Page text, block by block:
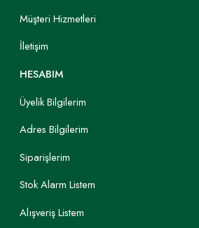
Müşteri Hizmetleri
İletişim
HESABIM
Üyelik Bilgilerim
Adres Bilgilerim
Siparişlerim
Stok Alarm Listem
Alışveriş Listem